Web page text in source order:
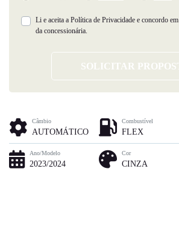
Li e aceita a Política de Privacidade e concordo
da concessionária.
SOLICITAR
Câmbio
AUTOMÁTICO
Combustível
FLEX
Ano/Modelo
2023/2024
Cor
CINZA